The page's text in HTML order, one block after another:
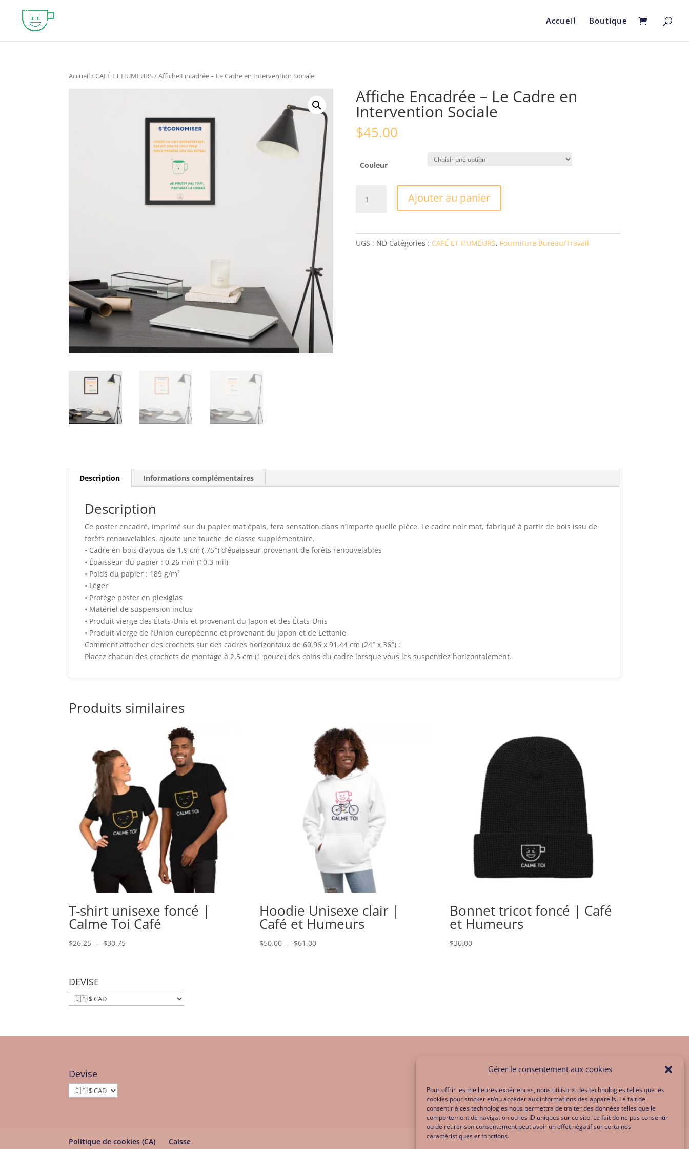
Gérer le consentement aux cookies
Pour offrir les meilleures expériences, nous utilisons des technologies telles que les
cookies pour stocker et/ou accéder aux informations des appareils. Le fait de
consentir à ces technologies nous permettra de traiter des données telles que le
comportement de navigation ou les ID uniques sur ce site. Le fait de ne pas consentir
ou de retirer son consentement peut avoir un effet négatif sur certaines
caractéristiques et fonctions.
Accueil Boutique
Accueil/CAFÉ ET HUMEURS/ Affiche Encadrée – Le Cadre en Intervention Sociale
Affiche Encadrée – Le Cadre en
Intervention Sociale
$45.00
Couleur
Ajouter au panier
UGS : ND Catégories : CAFÉ ET HUMEURS, Fourniture Bureau/Travail
Description Informations complémentaires
Description
Ce poster encadré, imprimé sur du papier mat épais, fera sensation dans n’importe quelle pièce. Le cadre noir mat, fabriqué à partir de bois issu de
forêts renouvelables, ajoute une touche de classe supplémentaire.
• Cadre en bois d’ayous de 1,9 cm (.75″) d’épaisseur provenant de forêts renouvelables
• Épaisseur du papier : 0,26 mm (10.3 mil)
• Poids du papier : 189 g/m²
• Léger
• Protège poster en plexiglas
• Matériel de suspension inclus
• Produit vierge des États-Unis et provenant du Japon et des États-Unis
• Produit vierge de l’Union européenne et provenant du Japon et de Lettonie
Comment attacher des crochets sur des cadres horizontaux de 60,96 x 91,44 cm (24″ x 36″) :
Placez chacun des crochets de montage à 2,5 cm (1 pouce) des coins du cadre lorsque vous les suspendez horizontalement.
Produits similaires
T-shirt unisexe foncé |
Calme Toi Café
$26.25 – $30.75Plage
à
Hoodie Unisexe clair |
Café et Humeurs
$50.00 – $61.00Plage
Bonnet tricot foncé | Café
et Humeurs
$30.00
DEVISE
Devise
Politique de cookies (CA) Caisse